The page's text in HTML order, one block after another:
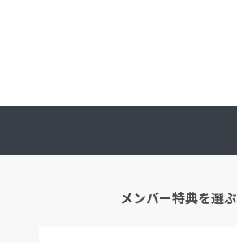
メンバー特典を選ぶ